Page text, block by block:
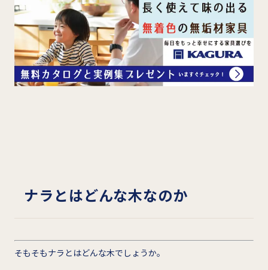
ナラとはどんな木なのか
そもそもナラとはどんな木でしょうか。